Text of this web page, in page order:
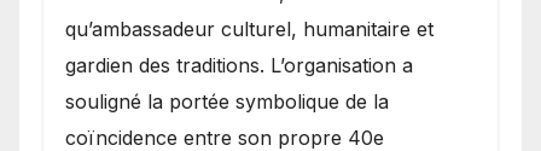
qu’ambassadeur culturel, humanitaire et
gardien des traditions. L’organisation a
souligné la portée symbolique de la
coïncidence entre son propre 40e